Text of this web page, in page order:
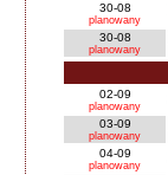
30-08
planowany
30-08
planowany
02-09
planowany
03-09
planowany
04-09
planowany